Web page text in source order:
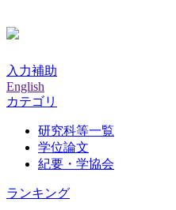
入力補助
English
カテゴリ
研究科等一覧
学位論文
紀要・学協会
ランキング